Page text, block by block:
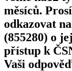
měsíců.
odkazovat
(855280) o
přístup k
Vaši